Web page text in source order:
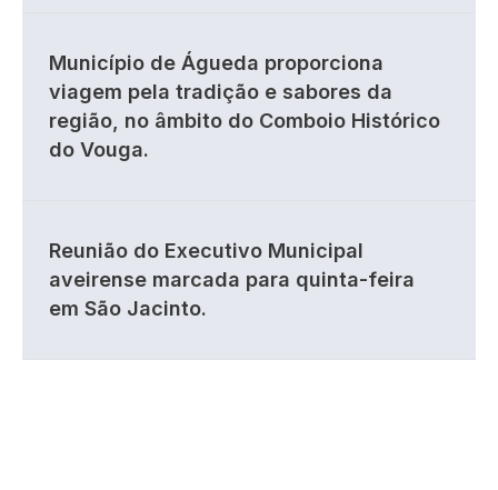
Município de Águeda proporciona
viagem pela tradição e sabores da
região, no âmbito do Comboio Histórico
do Vouga.
Reunião do Executivo Municipal
aveirense marcada para quinta-feira
em São Jacinto.